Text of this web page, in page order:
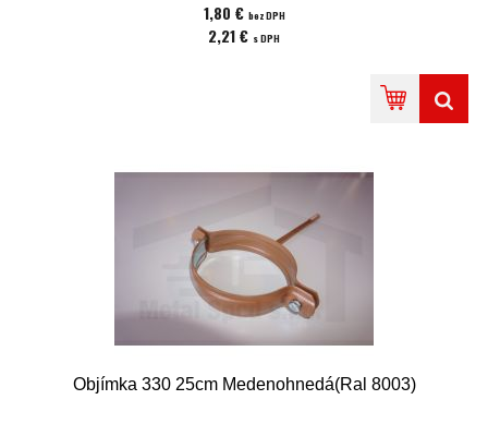
1,80 € bez DPH
2,21 € s DPH
Objímka 330 25cm Medenohnedá(Ral 8003)